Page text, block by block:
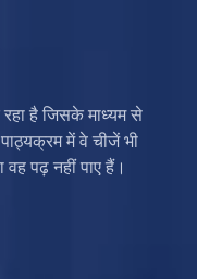
है जिसके माध्यम से
में वे चीजें भी
पढ़ नहीं पाए हैं।